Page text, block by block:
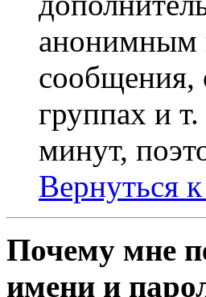
анонимным
сообщения,
группах и
минут,
Вернуться
Почему мне
имени и